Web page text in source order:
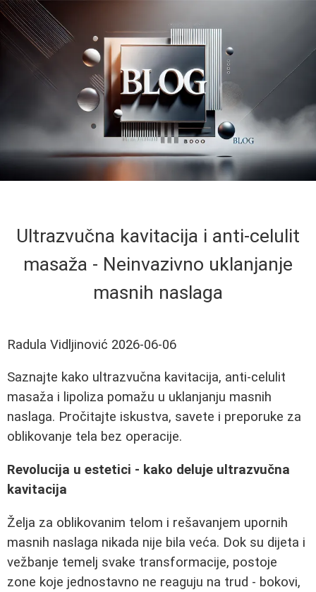
Ultrazvučna kavitacija i anti‑celulit
masaža - Neinvazivno uklanjanje
masnih naslaga
Radula Vidljinović 2026-06-06
Saznajte kako ultrazvučna kavitacija, anti‑celulit
masaža i lipoliza pomažu u uklanjanju masnih
naslaga. Pročitajte iskustva, savete i preporuke za
oblikovanje tela bez operacije.
Revolucija u estetici - kako deluje ultrazvučna
kavitacija
Želja za oblikovanim telom i rešavanjem upornih
masnih naslaga nikada nije bila veća. Dok su dijeta i
vežbanje temelj svake transformacije, postoje
zone koje jednostavno ne reaguju na trud - bokovi,